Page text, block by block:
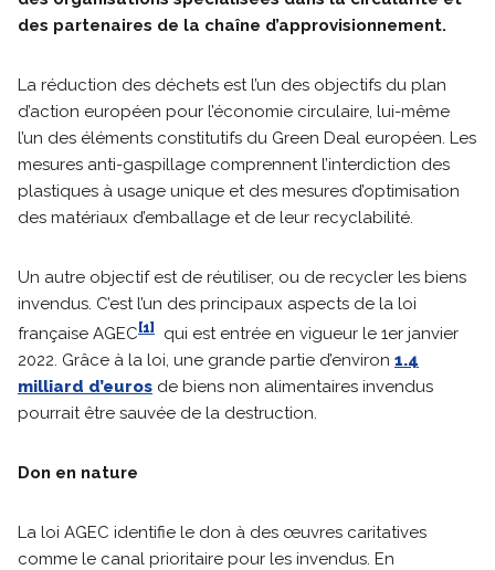
des partenaires de la chaîne d’approvisionnement.
La réduction des déchets est l’un des objectifs du plan
d’action européen pour l’économie circulaire, lui-même
l’un des éléments constitutifs du Green Deal européen. Les
mesures anti-gaspillage comprennent l’interdiction des
plastiques à usage unique et des mesures d’optimisation
des matériaux d’emballage et de leur recyclabilité.
Un autre objectif est de réutiliser, ou de recycler les biens
invendus. C’est l’un des principaux aspects de la loi
française AGEC [1]
qui est entrée en vigueur le 1er janvier
2022. Grâce à la loi, une grande partie d’environ 1.4
milliard d’euros de biens non alimentaires invendus
pourrait être sauvée de la destruction.
Don en nature
La loi AGEC identifie le don à des œuvres caritatives
comme le canal prioritaire pour les invendus. En